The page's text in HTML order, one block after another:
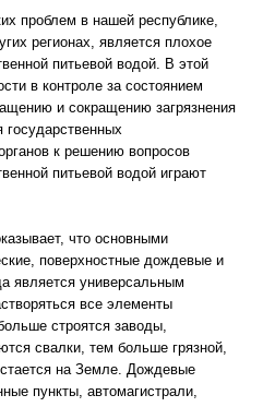
проблем в нашей республике,
регионах, является плохое
питьевой водой. В этой
в контроле за состоянием
и сокращению загрязнения
государственных
к решению вопросов
питьевой водой играют
что основными
поверхностные дождевые и
является универсальным
все элементы
строятся заводы,
свалки, тем больше грязной,
на Земле. Дождевые
пункты, автомагистрали,